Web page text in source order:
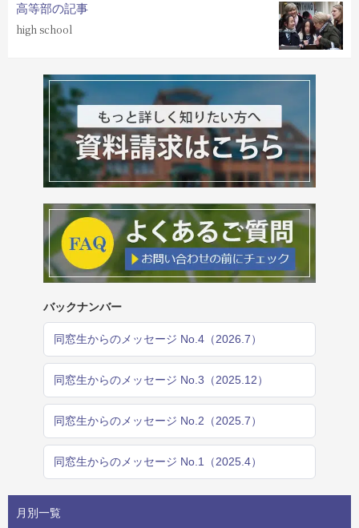
高等部の記事
high school
バックナンバー
同窓生からのメッセージ No.4（2026.7）
同窓生からのメッセージ No.3（2025.12）
同窓生からのメッセージ No.2（2025.7）
同窓生からのメッセージ No.1（2025.4）
月別一覧